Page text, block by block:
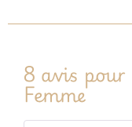
8 avis pour
Femme